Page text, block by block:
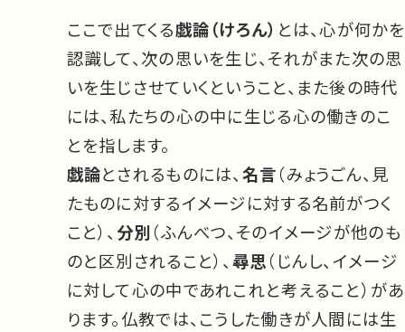
ここで出てくる戯論（けろん） とは、心が何かを
認識して、次の思いを生じ、それがまた次の思
いを生じさせていくということ、また後の時代
には、私たちの心の中に生じる心の働きのこ
とを指します。
戯論とされるものには、 名言（みょうごん、見
たものに対するイメージに対する名前がつく
こと）、 分別（ふんべつ、そのイメージが他のも
のと区別されること）、 尋思（じんし、イメージ
に対して心の中であれこれと考えること）があ
ります。仏教では、こうした働きが人間には生